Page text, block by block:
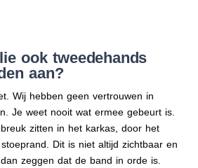
ook tweedehands
aan?
Wij hebben geen vertrouwen in
Je weet nooit wat ermee gebeurt is.
zitten in het karkas, door het
Dit is niet altijd zichtbaar en
zeggen dat de band in orde is.